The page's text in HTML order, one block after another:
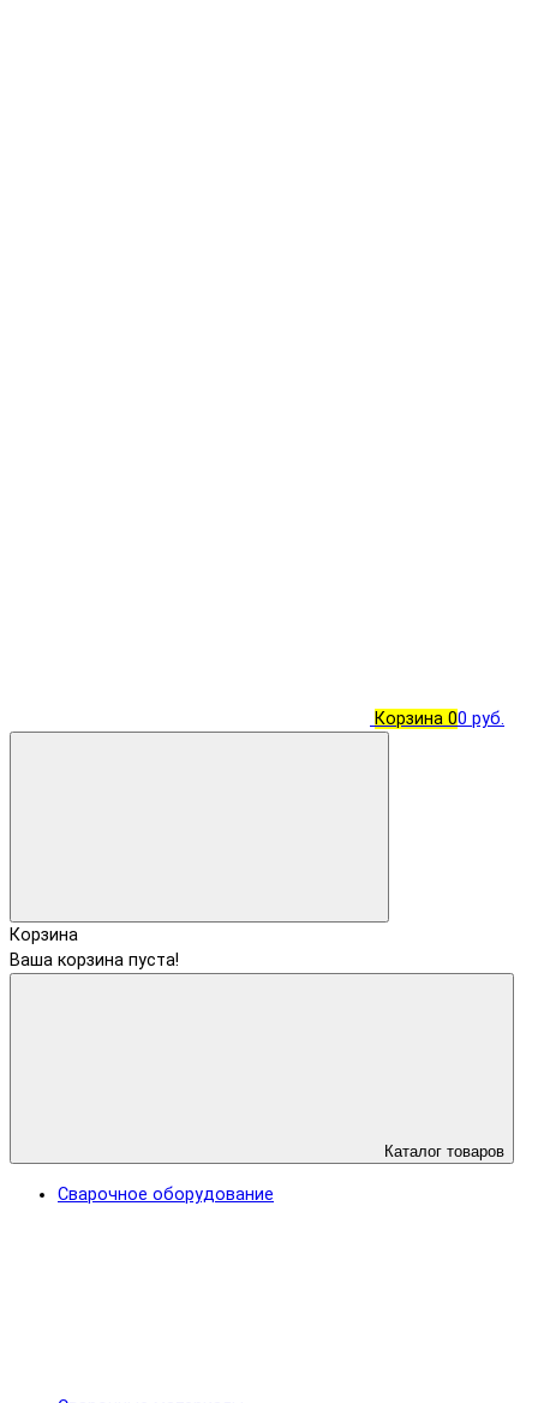
Корзина 00 руб.
Корзина
Ваша корзина пуста!
Каталог товаров
Сварочное оборудование